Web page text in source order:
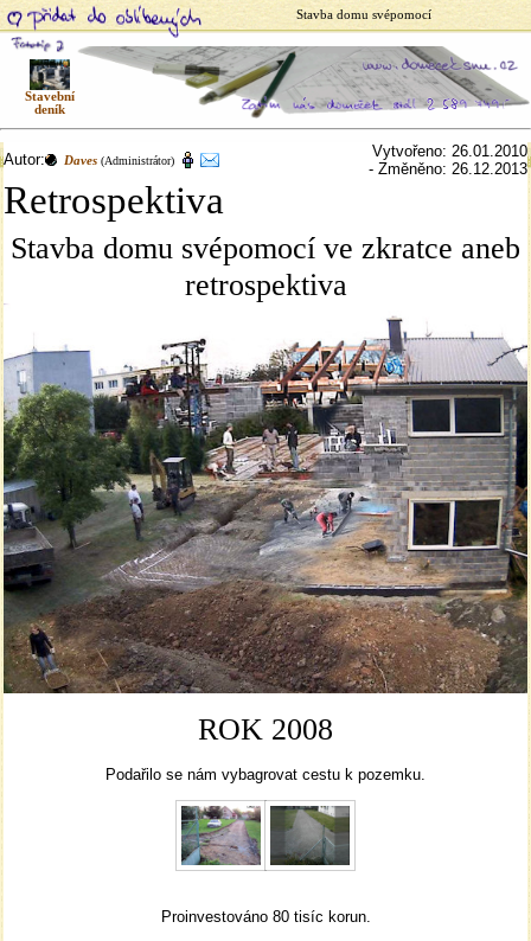
Stavba domu svépomocí
Stavební
deník
Autor: Daves (Administrátor)
Vytvořeno: 26.01.2010
- Změněno: 26.12.2013
Retrospektiva
Stavba domu svépomocí ve zkratce aneb
retrospektiva
ROK 2008
Podařilo se nám vybagrovat cestu k pozemku.
Proinvestováno 80 tisíc korun.